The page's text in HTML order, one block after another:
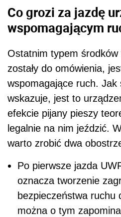
Co grozi za jazdę
wspomagającym
Ostatnim typem
zostały do omówienia,
wspomagające ruch. Jak
wskazuje, jest to
efekcie pijany pieszy
legalnie na nim jeździć.
warto zrobić dwa
Po pierwsze jazda
oznacza tworzenie
bezpieczeństwa ruchu
można o tym